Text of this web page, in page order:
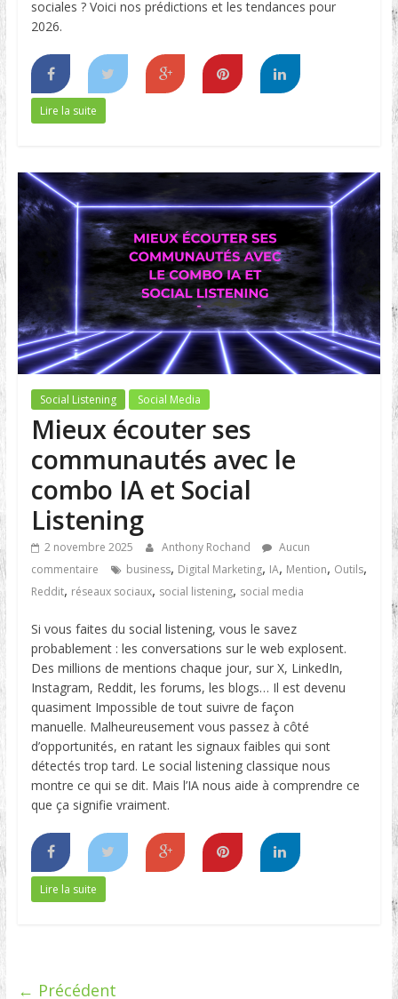
sociales ? Voici nos prédictions et les tendances pour
2026.
Lire la suite
Social Listening Social Media
Mieux écouter ses
communautés avec le
combo IA et Social
Listening
2 novembre 2025 Anthony Rochand
Aucun
commentaire
business, Digital Marketing, IA, Mention, Outils,
Reddit, réseaux sociaux, social listening, social media
Si vous faites du social listening, vous le savez
probablement : les conversations sur le web explosent.
Des millions de mentions chaque jour, sur X, LinkedIn,
Instagram, Reddit, les forums, les blogs… Il est devenu
quasiment Impossible de tout suivre de façon
manuelle. Malheureusement vous passez à côté
d’opportunités, en ratant les signaux faibles qui sont
détectés trop tard. Le social listening classique nous
montre ce qui se dit. Mais l’IA nous aide à comprendre ce
que ça signifie vraiment.
Lire la suite
← Précédent